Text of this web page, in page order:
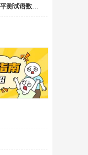
2019年河北单招二类文化水平测试语数真题